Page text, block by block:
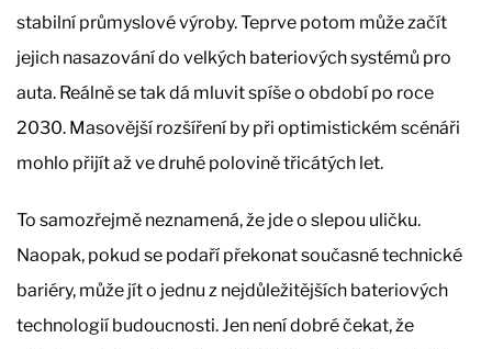
stabilní průmyslové výroby. Teprve potom může začít
jejich nasazování do velkých bateriových systémů pro
auta. Reálně se tak dá mluvit spíše o období po roce
2030. Masovější rozšíření by při optimistickém scénáři
mohlo přijít až ve druhé polovině třicátých let.
To samozřejmě neznamená, že jde o slepou uličku.
Naopak, pokud se podaří překonat současné technické
bariéry, může jít o jednu z nejdůležitějších bateriových
technologií budoucnosti. Jen není dobré čekat, že